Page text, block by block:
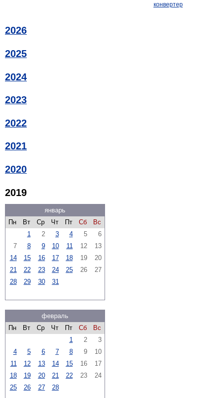
конвертер
2026
2025
2024
2023
2022
2021
2020
2019
январь
Пн
Вт Ср Чт Пт Сб
Вс
1
2 3 4 5
6
7
8 9 10 11 12
13
14
15 16 17 18 19
20
21
22 23 24 25 26
27
28
29 30 31
февраль
Пн
Вт Ср Чт Пт Сб
Вс
1
2
3
4
5 6 7 8 9
10
11
12 13 14 15 16
17
18
19 20 21 22 23
24
25
26 27 28